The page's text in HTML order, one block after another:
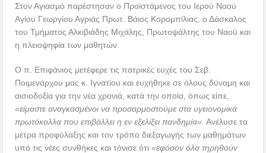
Στον Αγιασμό παρέστησαν ο Προϊστάμενος του Ιερού Ναού
Αγίου Γεωργίου Αγριάς Πρωτ. Βάιος Κορομπίλιας, ο Δάσκαλος
του Τμήματος Αλκιβιάδης Μιχάλης, Πρωτοψάλτης του Ναού και
η πλειοψηφία των μαθητών.
Ο π. Επιφάνιος μετέφερε τις πατρικές ευχές του Σεβ.
Ποιμενάρχου μας κ. Ιγνατίου και ευχήθηκε σε όλους δύναμη και
αισιοδοξία για την νέα χρονιά, κατά την οποία, όπως είπε,
«είμαστε αναγκασμένοι να προσαρμοστούμε στα υγειονομικά
πρωτόκολλα που επιβάλλει η εν εξελίξει πανδημία». Ανέλυσε τα
μέτρα προφύλαξης και τον τρόπο διεξαγωγής των μαθημάτων
υπό τις νέες συνθήκες και τόνισε ότι«εφόσον όλα τηρηθούν